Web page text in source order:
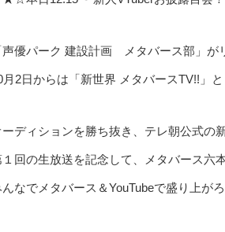
声優パーク 建設計画 メタバース部」が
月2日からは「新世界 メタバースTV!!」
ーディションを勝ち抜き、テレ朝公式の
１回の生放送を記念して、メタバース六
なでメタバース＆YouTubeで盛り上がろ